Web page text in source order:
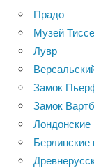
Прадо
Музей
Лувр
Замок
Замок
Лондонские
Берлинские